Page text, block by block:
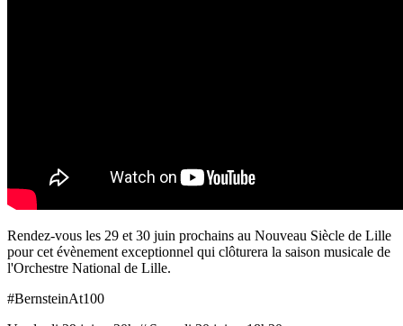
Rendez-vous les 29 et 30 juin prochains au Nouveau Siècle de Lille
pour cet évènement exceptionnel qui clôturera la saison musicale de
l'Orchestre National de Lille.
#BernsteinAt100